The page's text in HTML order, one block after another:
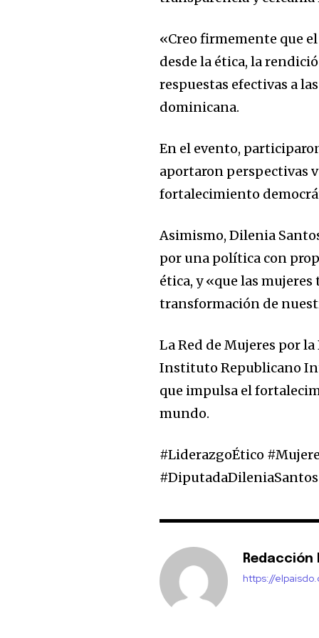
«Creo firmemente que
desde la ética, la
respuestas efectivas a
dominicana.
En el evento,
aportaron perspectivas
fortalecimiento
Asimismo, Dilenia
por una política con
ética, y «que las
transformación de
La Red de Mujeres por
Instituto Republicano
que impulsa el
mundo.
#LiderazgoÉtico
#DiputadaDileniaSantos
Redacción
https://